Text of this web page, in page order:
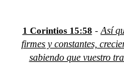
1 Corintios 15:58 -Así
firmes y constantes,
sabiendo que vuestro